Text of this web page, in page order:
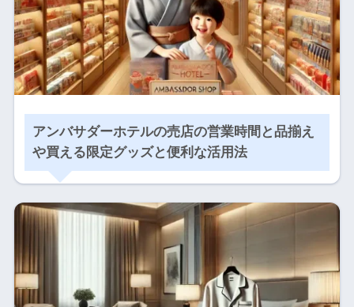
アンバサダーホテルの売店の営業時間と品揃え
や買える限定グッズと便利な活用法